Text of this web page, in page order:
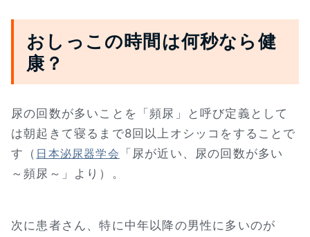
おしっこの時間は何秒なら健
康？
尿の回数が多いことを「頻尿」と呼び定義として
は朝起きて寝るまで8回以上オシッコをすることで
す（ 日本泌尿器学会
「尿が近い、尿の回数が多い
～頻尿～」より）。
次に患者さん、特に中年以降の男性に多いのが